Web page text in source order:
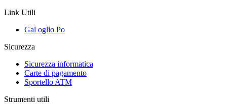
Link Utili
Gal oglio Po
Sicurezza
Sicurezza informatica
Carte di pagamento
Sportello ATM
Strumenti utili